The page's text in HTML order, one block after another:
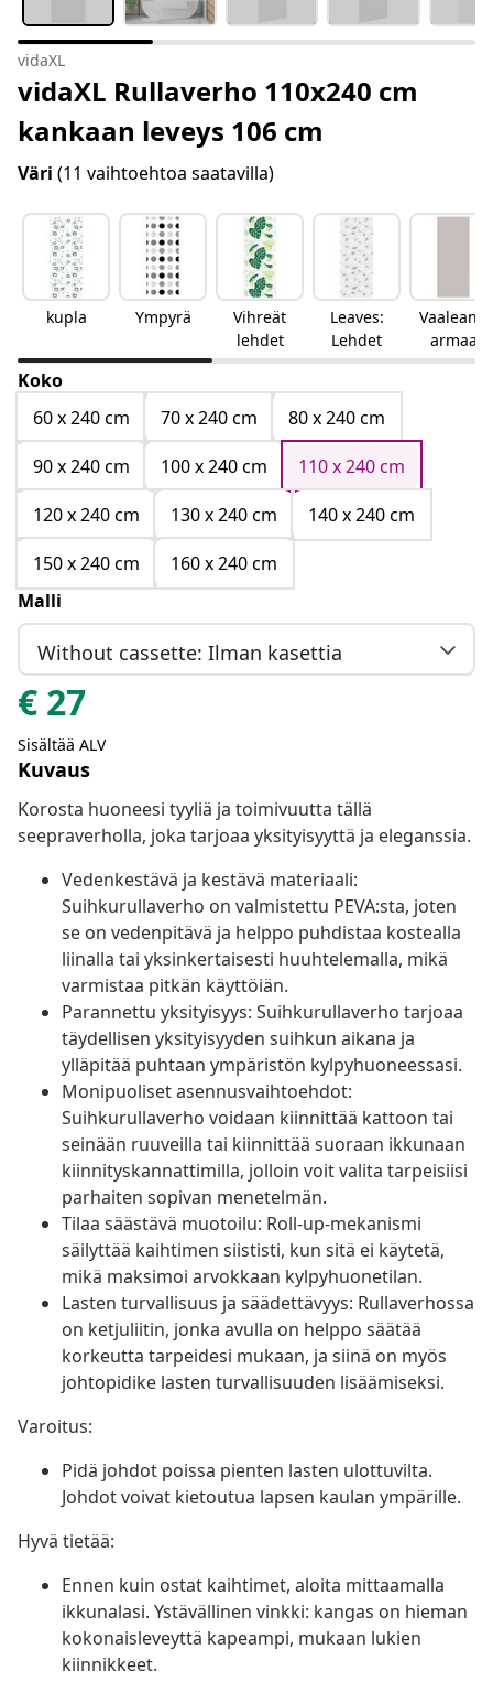
vidaXL
vidaXL Rullaverho 110x240 cm
kankaan leveys 106 cm
Väri (11 vaihtoehtoa saatavilla)
kupla Ympyrä
Vihreät
lehdet
Leaves:
Lehdet
Vaaleanh
armaa
Koko
60 x 240 cm
70 x 240 cm
80 x 240 cm
90 x 240 cm
100 x 240 cm
110 x 240 cm
120 x 240 cm
130 x 240 cm
140 x 240 cm
150 x 240 cm
160 x 240 cm
Malli
Without cassette: Ilman kasettia
€ 27
Sisältää ALV
Kuvaus
Korosta huoneesi tyyliä ja toimivuutta tällä
seepraverholla, joka tarjoaa yksityisyyttä ja eleganssia.
Vedenkestävä ja kestävä materiaali:
Suihkurullaverho on valmistettu PEVA:sta, joten
se on vedenpitävä ja helppo puhdistaa kostealla
liinalla tai yksinkertaisesti huuhtelemalla, mikä
varmistaa pitkän käyttöiän.
Parannettu yksityisyys: Suihkurullaverho tarjoaa
täydellisen yksityisyyden suihkun aikana ja
ylläpitää puhtaan ympäristön kylpyhuoneessasi.
Monipuoliset asennusvaihtoehdot:
Suihkurullaverho voidaan kiinnittää kattoon tai
seinään ruuveilla tai kiinnittää suoraan ikkunaan
kiinnityskannattimilla, jolloin voit valita tarpeisiisi
parhaiten sopivan menetelmän.
Tilaa säästävä muotoilu: Roll-up-mekanismi
säilyttää kaihtimen siististi, kun sitä ei käytetä,
mikä maksimoi arvokkaan kylpyhuonetilan.
Lasten turvallisuus ja säädettävyys: Rullaverhossa
on ketjuliitin, jonka avulla on helppo säätää
korkeutta tarpeidesi mukaan, ja siinä on myös
johtopidike lasten turvallisuuden lisäämiseksi.
Varoitus:
Pidä johdot poissa pienten lasten ulottuvilta.
Johdot voivat kietoutua lapsen kaulan ympärille.
Hyvä tietää:
Ennen kuin ostat kaihtimet, aloita mittaamalla
ikkunalasi. Ystävällinen vinkki: kangas on hieman
kokonaisleveyttä kapeampi, mukaan lukien
kiinnikkeet.